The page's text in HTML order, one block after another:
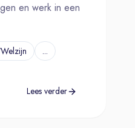
en werk in een
...
Lees verder